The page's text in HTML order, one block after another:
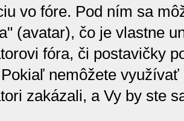
vo fóre. Pod ním sa
(avatar), čo je vlastne
fóra, či postavičky
nemôžete
zakázali, a Vy by ste